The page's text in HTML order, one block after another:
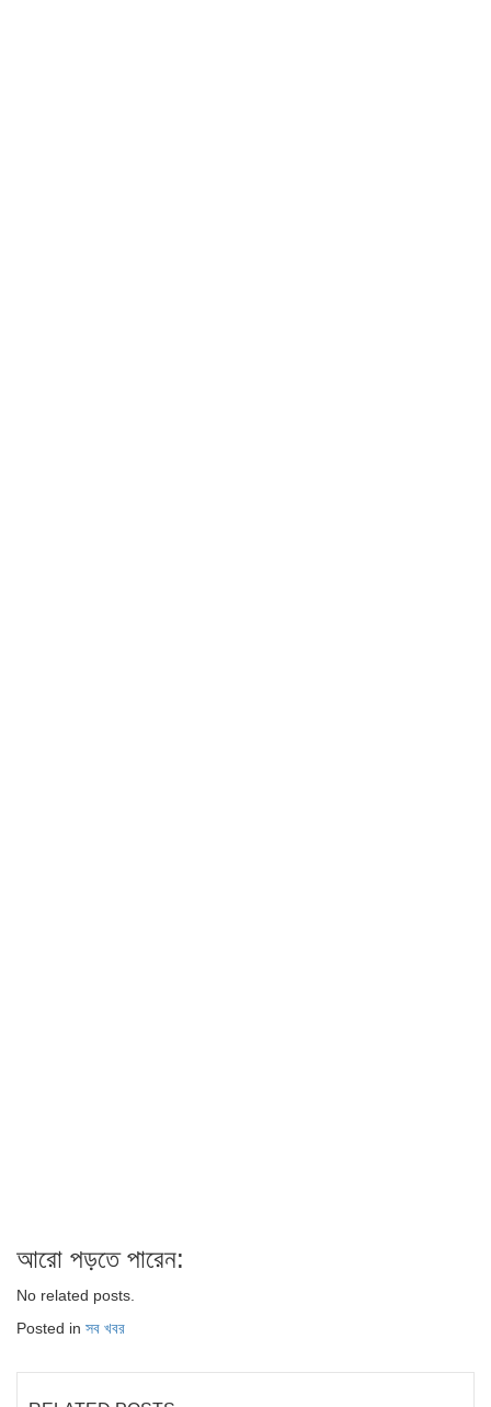
আরো পড়তে পারেন:
No related posts.
Posted in সব খবর